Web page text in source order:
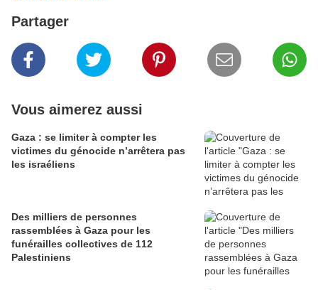
Partager
Vous aimerez aussi
Gaza : se limiter à compter les
victimes du génocide n’arrêtera pas
les israéliens
Des milliers de personnes
rassemblées à Gaza pour les
funérailles collectives de 112
Palestiniens